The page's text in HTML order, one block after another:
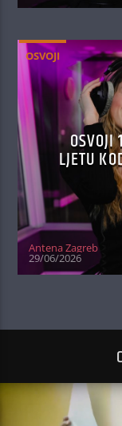
OSVOJI
LJETU
Antena Zagreb
29/06/2026